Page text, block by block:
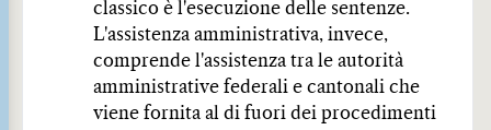
classico è l'esecuzione delle sentenze.
L'assistenza amministrativa, invece,
comprende l'assistenza tra le autorità
amministrative federali e cantonali che
viene fornita al di fuori dei procedimenti